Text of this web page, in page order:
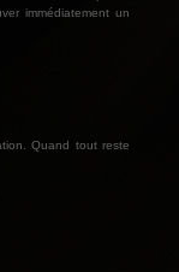
immédiatement un
Quand tout reste